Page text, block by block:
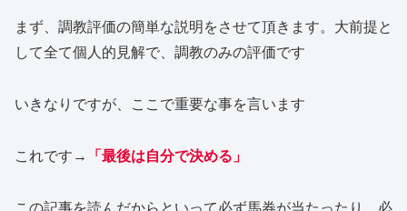
まず、調教評価の簡単な説明をさせて頂きます。大前提と
して全て個人的見解で、調教のみの評価です
いきなりですが、ここで重要な事を言います
これです→ 「最後は自分で決める」
この記事を読んだからといって必ず馬券が当たったり、必